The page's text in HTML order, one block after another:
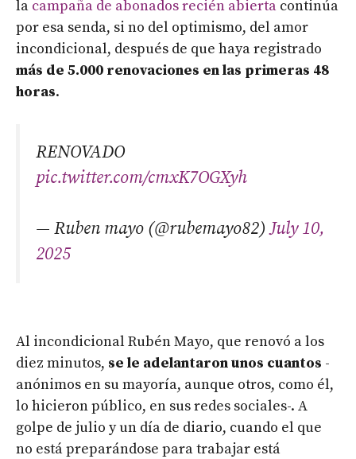
la campaña de abonados recién abierta continúa
por esa senda, si no del optimismo, del amor
incondicional, después de que haya registrado
más de 5.000 renovaciones en las primeras 48
horas.
RENOVADO
pic.twitter.com/cmxK7OGXyh
— Ruben mayo (@rubemayo82)July 10,
2025
Al incondicional Rubén Mayo, que renovó a los
diez minutos, se le adelantaron unos cuantos -
anónimos en su mayoría, aunque otros, como él,
lo hicieron público, en sus redes sociales-. A
golpe de julio y un día de diario, cuando el que
no está preparándose para trabajar está